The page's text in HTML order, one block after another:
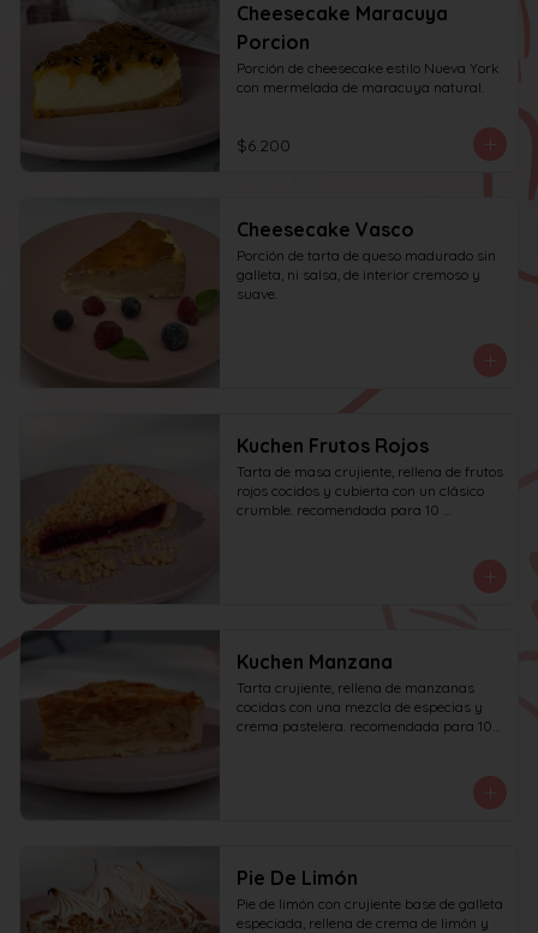
Cheesecake Maracuya
Porcion
Porción de cheesecake estilo Nueva York
con mermelada de maracuya natural.
$6.200
Cheesecake Vasco
Porción de tarta de queso madurado sin
galleta, ni salsa, de interior cremoso y
suave.
Kuchen Frutos Rojos
Tarta de masa crujiente, rellena de frutos
rojos cocidos y cubierta con un clásico
crumble. recomendada para 10
Kuchen Manzana
Tarta crujiente, rellena de manzanas
cocidas con una mezcla de especias y
crema pastelera. recomendada para 10
Pie De Limón
Pie de limón con crujiente base de galleta
especiada, rellena de crema de limón y